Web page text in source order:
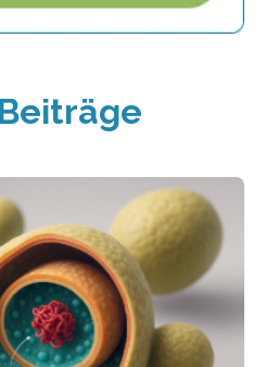
Beiträge